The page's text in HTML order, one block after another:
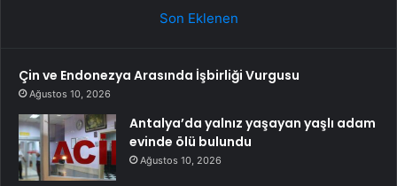
Son Eklenen
Çin ve Endonezya Arasında İşbirliği Vurgusu
Ağustos 10, 2026
Antalya’da yalnız yaşayan yaşlı adam
evinde ölü bulundu
Ağustos 10, 2026